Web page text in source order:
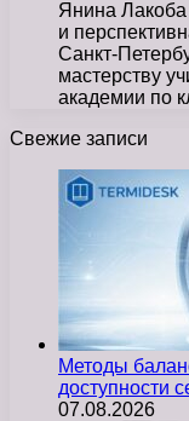
Янина
и
Санкт-
мастерству
академии по
Свежие записи
Методы
доступности
07.08.2026